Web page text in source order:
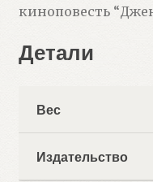
киноповесть
Детали
Вес
Издательство